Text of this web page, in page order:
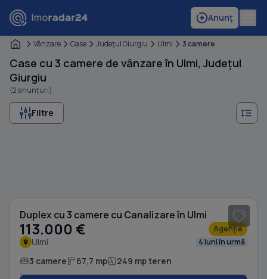
Anunț
Vânzare Case Judeţul Giurgiu Ulmi 3 camere
Case cu 3 camere de vânzare în Ulmi, Județul
Giurgiu
(2 anunțuri)
Filtre
Duplex cu 3 camere cu Canalizare în Ulmi
113.000 € Agenție
Ulmi 4 luni în urmă
3 camere 67,7 mp 249 mp teren